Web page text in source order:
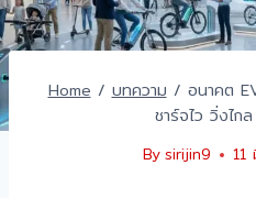
Home / บทความ / อนาคต
ชาร์จไว วิ่งไ
Bysirijin9 11